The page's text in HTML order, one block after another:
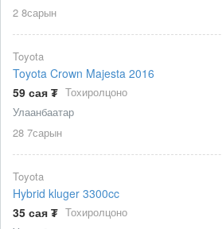
2 8сарын
Toyota
Toyota Crown Majesta 2016
59 сая ₮ Тохиролцоно
Улаанбаатар
28 7сарын
Toyota
Hybrid kluger 3300cc
35 сая ₮ Тохиролцоно